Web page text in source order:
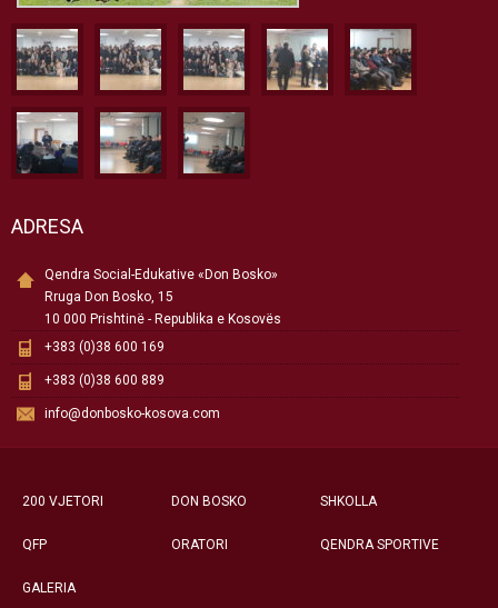
ADRESA
Qendra Social-Edukative «Don Bosko»
Rruga Don Bosko, 15
10 000 Prishtinë - Republika e Kosovës
+383 (0)38 600 169
+383 (0)38 600 889
info@donbosko-kosova.com
200 VJETORI DON BOSKO SHKOLLA
QFP ORATORI QENDRA SPORTIVE
GALERIA